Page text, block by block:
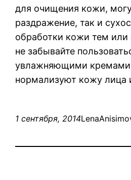
для очищения кожи,
раздражение, так и
обработки кожи тем
не забывайте
увлажняющими
нормализуют кожу лица
1 сентября, 2014